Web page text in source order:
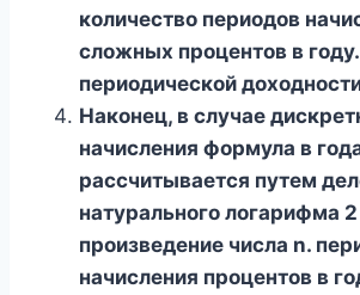
количество периодов
сложных процентов в году.
периодической
Наконец, в случае
начисления формула в
рассчитывается путем
натурального логарифма 2
произведение числа n.
начисления процентов в